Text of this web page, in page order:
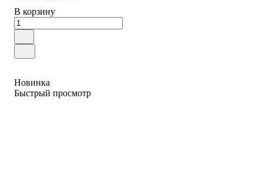
В корзину
Новинка
Быстрый просмотр